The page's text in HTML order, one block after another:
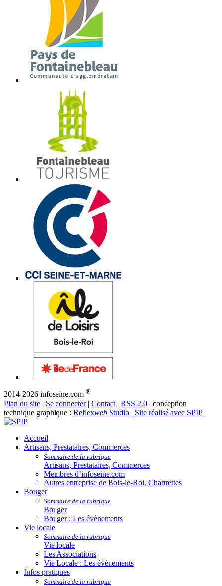
2014-2026 infoseine.com ®
Plan du site | Se connecter| Contact | RSS 2.0 | conception
technique graphique : Reflexweb Studio | Site réalisé avec SPIP
Accueil
Artisans, Prestataires, Commerces
Sommaire de la rubrique
Artisans, Prestataires, Commerces
Membres d’infoseine.com
Autres entreprise de Bois-le-Roi, Chartrettes
Bouger
Sommaire de la rubrique
Bouger
Bouger : Les évènements
Vie locale
Sommaire de la rubrique
Vie locale
Les Associations
Vie Locale : Les évènements
Infos pratiques
Sommaire de la rubrique